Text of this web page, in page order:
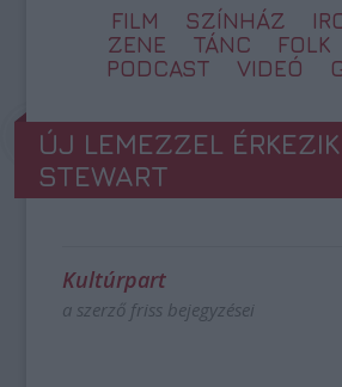
FILM SZÍNHÁZ
ZENE
TÁNC FOLK
PODCAST
VIDEÓ
ÚJ LEMEZZEL
STEWART
Kultúrpart
a szerző friss bejegyzései